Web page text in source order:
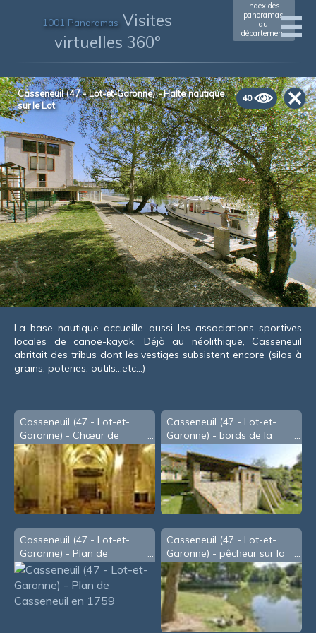
1001 Panoramas Visites
virtuelles 360°
Index des
panoramas
du
département
40
Casseneuil (47 - Lot-et-Garonne) - Halte nautique
sur le Lot
La base nautique accueille aussi les associations sportives
locales de canoë-kayak. Déjà au néolithique, Casseneuil
abritait des tribus dont les vestiges subsistent encore (silos à
grains, poteries, outils...etc...)
Casseneuil (47 - Lot-et-
Garonne) - Chœur de
l'église
Casseneuil (47 - Lot-et-
Garonne) - bords de la
Lède
Casseneuil (47 - Lot-et-
Garonne) - Plan de
Casseneuil en 1759
Casseneuil (47 - Lot-et-
Garonne) - pêcheur sur la
Lède